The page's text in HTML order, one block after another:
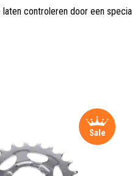
controleren door een
Sale